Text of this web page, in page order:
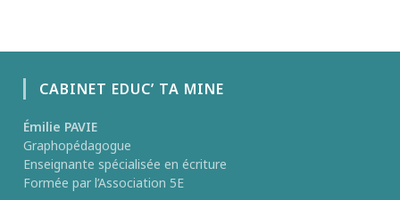
CABINET EDUC’ TA MINE
Émilie PAVIE
Graphopédagogue
Enseignante spécialisée en écriture
Formée par l’Association 5E